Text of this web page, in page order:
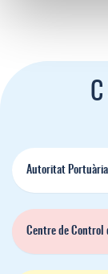
Autoritat
Centre de Control